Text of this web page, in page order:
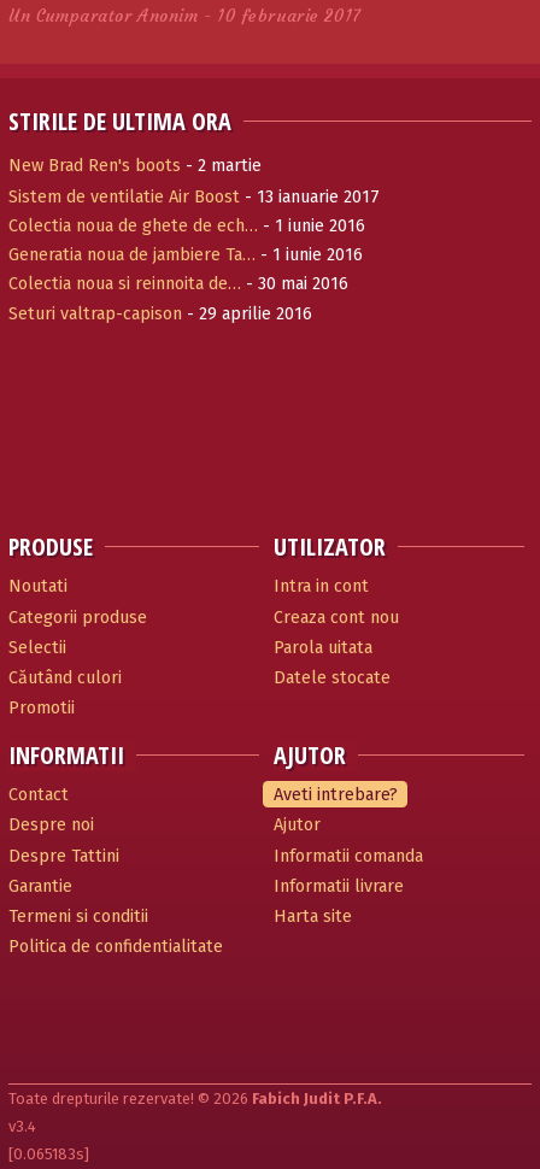
Un Cumparator Anonim - 10 februarie 2017
STIRILE DE ULTIMA ORA
New Brad Ren's boots - 2 martie
Sistem de ventilatie Air Boost - 13 ianuarie 2017
Colectia noua de ghete de ech… - 1 iunie 2016
Generatia noua de jambiere Ta… - 1 iunie 2016
Colectia noua si reinnoita de… - 30 mai 2016
Seturi valtrap-capison - 29 aprilie 2016
PRODUSE
Noutati
Categorii produse
Selectii
Căutând culori
Promotii
INFORMATII
Contact
Despre noi
Despre Tattini
Garantie
Termeni si conditii
Politica de confidentialitate
UTILIZATOR
Intra in cont
Creaza cont nou
Parola uitata
Datele stocate
AJUTOR
Aveti intrebare?
Ajutor
Informatii comanda
Informatii livrare
Harta site
Toate drepturile rezervate! © 2026 Fabich Judit P.F.A.
v3.4
[0.065183s]